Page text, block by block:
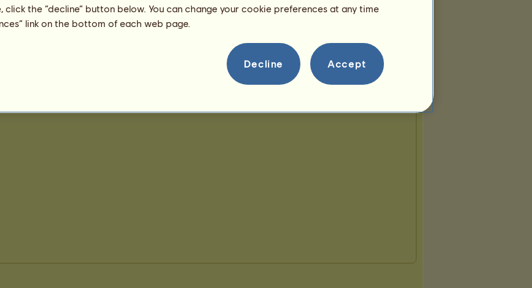
104
the “decline” button below. You can change your cookie preferences at any time
link on the bottom of each web page.
Decline Accept